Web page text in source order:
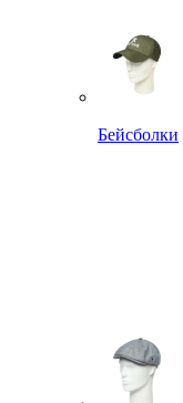
Бейсболки